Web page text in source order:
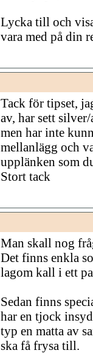
Lycka till och
vara med på din
Tack för tipset,
av, har sett
men har inte
mellanlägg och
upplänken som
Stort tack
Man skall nog
Det finns enkla
lagom kall i ett
Sedan finns
har en tjock
typ en matta av
ska få frysa till.